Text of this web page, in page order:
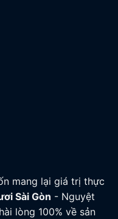
mang lại giá trị thực
Sài Gòn - Nguyệt
lòng 100% về sản